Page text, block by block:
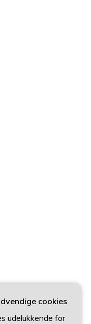
cookies
udelukkende for